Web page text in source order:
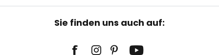
Sie finden uns auch auf: